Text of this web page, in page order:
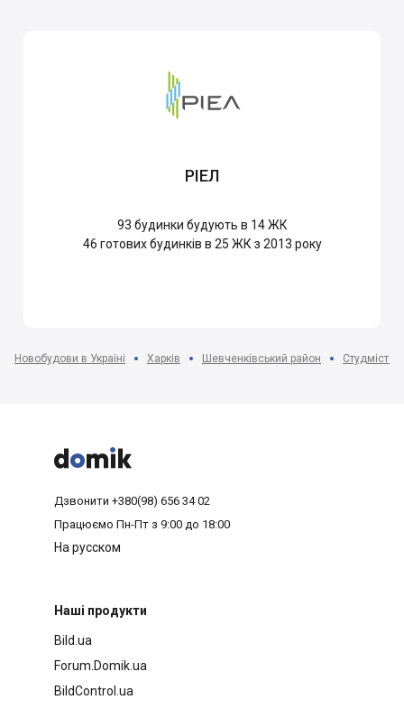
РІЕЛ
93 будинки будують в 14 ЖК
46 готових будинків в 25 ЖК з 2013 року
Новобудови в Україні Харків Шевченківський район



Дзвонити +380(98) 656 34 02
Працюємо Пн-Пт з 9:00 до 18:00
На русском
Наші продукти
Bild.ua
Forum.Domik.ua
BildControl.ua